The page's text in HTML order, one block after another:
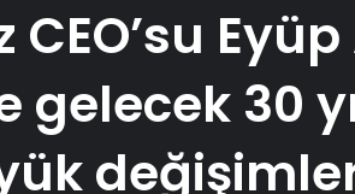
gelecek 30